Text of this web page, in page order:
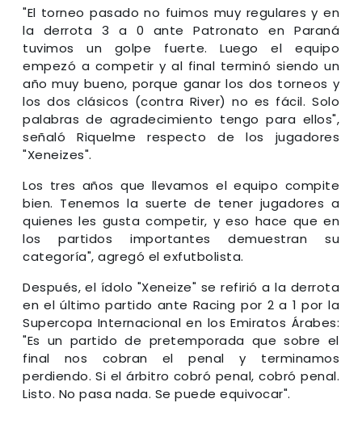
"El torneo pasado no fuimos muy regulares y en
la derrota 3 a 0 ante Patronato en Paraná
tuvimos un golpe fuerte. Luego el equipo
empezó a competir y al final terminó siendo un
año muy bueno, porque ganar los dos torneos y
los dos clásicos (contra River) no es fácil. Solo
palabras de agradecimiento tengo para ellos",
señaló Riquelme respecto de los jugadores
"Xeneizes".
Los tres años que llevamos el equipo compite
bien. Tenemos la suerte de tener jugadores a
quienes les gusta competir, y eso hace que en
los partidos importantes demuestran su
categoría", agregó el exfutbolista.
Después, el ídolo "Xeneize" se refirió a la derrota
en el último partido ante Racing por 2 a 1 por la
Supercopa Internacional en los Emiratos Árabes:
"Es un partido de pretemporada que sobre el
final nos cobran el penal y terminamos
perdiendo. Si el árbitro cobró penal, cobró penal.
Listo. No pasa nada. Se puede equivocar".